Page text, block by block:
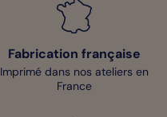
Fabrication française
Imprimé dans nos ateliers en
France